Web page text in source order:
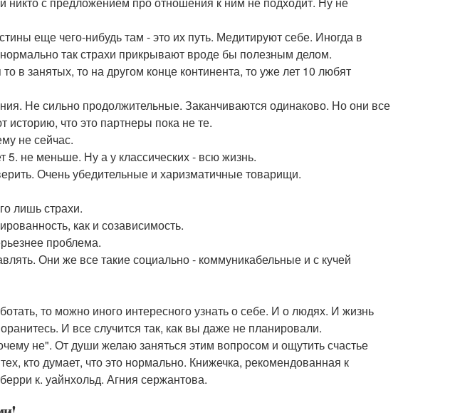
еще чего-нибудь там - это их путь. Медитируют себе. Иногда в
так страхи прикрывают вроде бы полезным делом.
в занятых, то на другом конце континента, то уже лет 10 любят
Не сильно продолжительные. Заканчиваются одинаково. Но они все
историю, что это партнеры пока не те.
не сейчас.
5. не меньше. Ну а у классических - всю жизнь.
Очень убедительные и харизматичные товарищи.
лишь страхи.
как и созависимость.
проблема.
Они же все такие социально - коммуникабельные и с кучей
то можно иного интересного узнать о себе. И о людях. И жизнь
И все случится так, как вы даже не планировали.
не". От души желаю заняться этим вопросом и ощутить счастье
кто думает, что это нормально. Книжечка, рекомендованная к
к. уайнхольд. Агния сержантова.